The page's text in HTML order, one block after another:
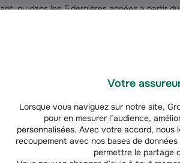
Votre
Lorsque vous naviguez sur notre site,
pour en mesurer l’audience,
personnalisées. Avec votre accord,
recoupement avec nos bases de
permettre le partage
ou dans les 5 dernières années à partir
pour un arrêt total d’activité ;
pour un travail à temps partiel à raison de
pour un travail à temps partiel à raison de